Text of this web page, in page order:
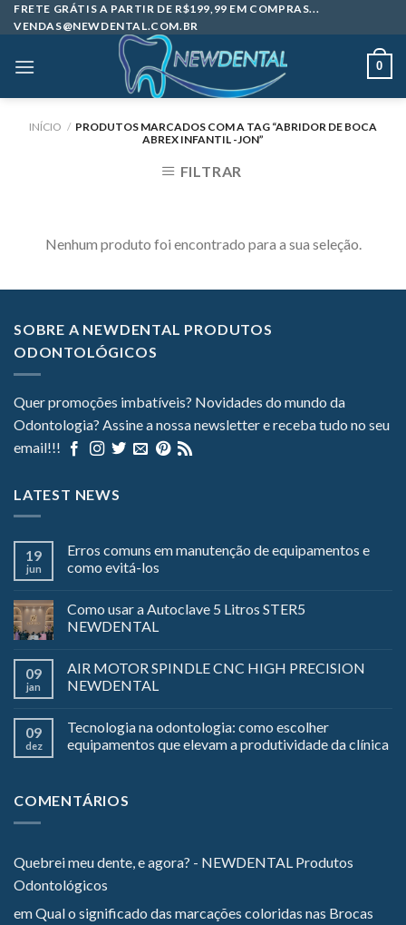
Skip
to
FRETE GRÁTIS A PARTIR DE R$199,99 EM COMPRAS...
VENDAS@NEWDENTAL.COM.BR
0
INÍCIO / PRODUTOS MARCADOS COM A TAG “ABRIDOR DE BOCA
ABREX INFANTIL -JON”
FILTRAR
Nenhum produto foi encontrado para a sua seleção.
SOBRE A NEWDENTAL PRODUTOS
ODONTOLÓGICOS
Quer promoções imbatíveis? Novidades do mundo da
Odontologia? Assine a nossa newsletter e receba tudo no seu
email!!!
LATEST NEWS
19
jun
Erros comuns em manutenção de equipamentos e
como evitá-los
Como usar a Autoclave 5 Litros STER5
NEWDENTAL
09
jan
AIR MOTOR SPINDLE CNC HIGH PRECISION
NEWDENTAL
09
dez
Tecnologia na odontologia: como escolher
equipamentos que elevam a produtividade da clínica
COMENTÁRIOS
Quebrei meu dente, e agora? - NEWDENTAL Produtos
Odontológicos
emQual o significado das marcações coloridas nas Brocas